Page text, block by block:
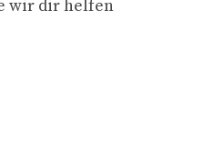
wir dir helfen